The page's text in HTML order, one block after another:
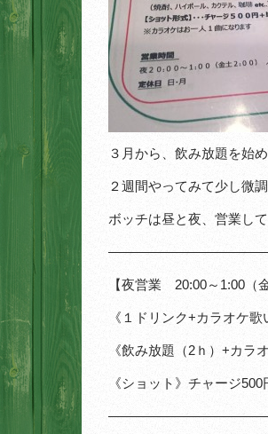
３月から、飲み放題を始
２週間やってみて少し微
ボッチは昼と夜、営業し
【夜営業 20:00～1:00（
《１ドリンク+カラオケ歌
《飲み放題（2ｈ）+カラ
《ショット》チャージ